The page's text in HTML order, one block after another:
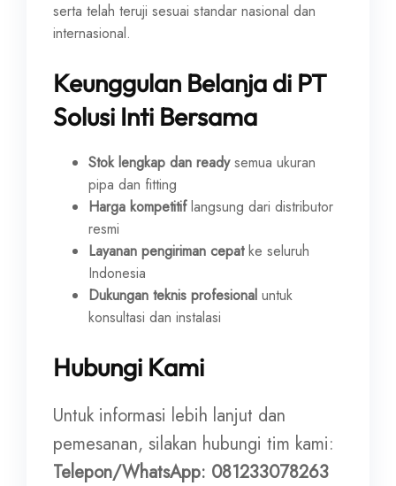
serta telah teruji sesuai standar nasional dan
internasional.
Keunggulan Belanja di PT
Solusi Inti Bersama
Stok lengkap dan readysemua ukuran
pipa dan fitting
Harga kompetitiflangsung dari distributor
resmi
Layanan pengiriman cepatke seluruh
Indonesia
Dukungan teknis profesional untuk
konsultasi dan instalasi
Hubungi Kami
Untuk informasi lebih lanjut dan
pemesanan, silakan hubungi tim kami:
Telepon/WhatsApp: 081233078263